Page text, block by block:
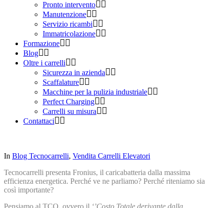
Pronto intervento
Manutenzione
Servizio ricambi
Immatricolazione
Formazione
Blog
Oltre i carrelli
Sicurezza in azienda
Scaffalature
Macchine per la pulizia industriale
Perfect Charging
Carrelli su misura
Contattaci
In Blog Tecnocarrelli, Vendita Carrelli Elevatori
Tecnocarrelli presenta Fronius, il caricabatteria dalla massima
efficienza energetica. Perché ve ne parliamo? Perché riteniamo sia
così importante?
Pensiamo al TCO, ovvero il ‘’Costo Totale derivante dalla